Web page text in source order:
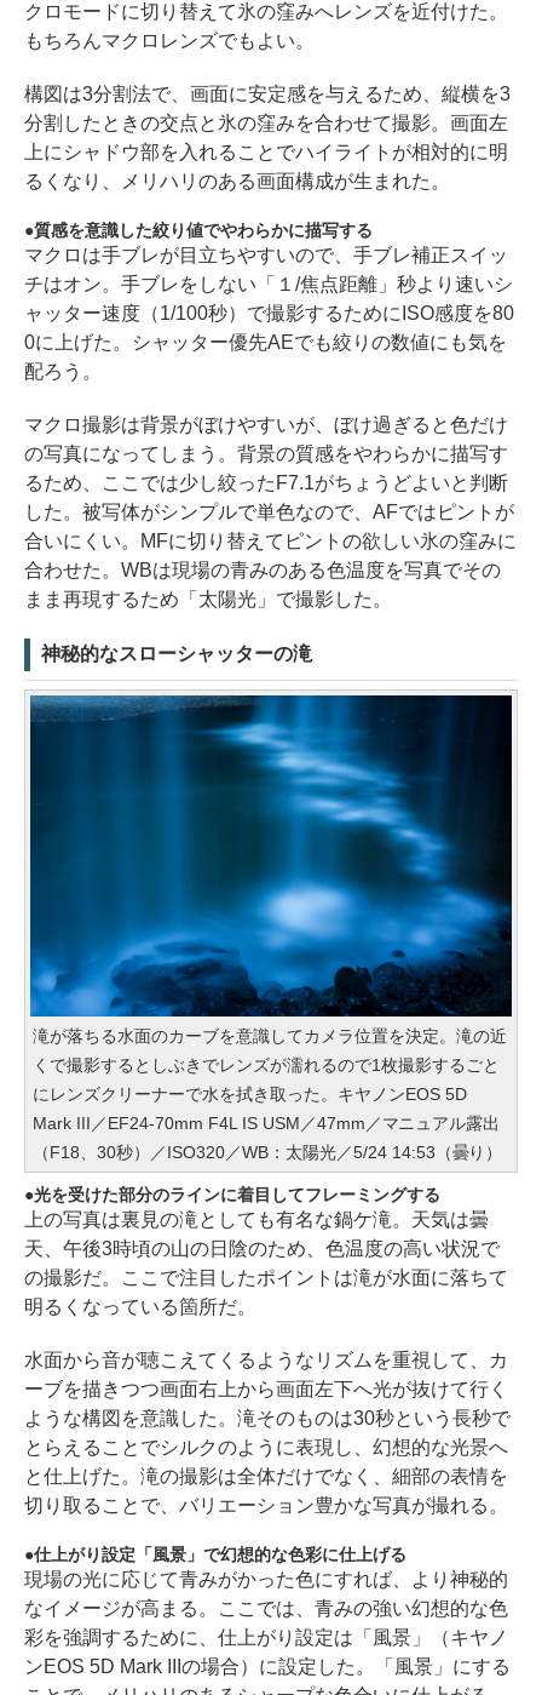
クロモードに切り替えて氷の窪みへレンズを近付けた。
もちろんマクロレンズでもよい。
構図は3分割法で、画面に安定感を与えるため、縦横を3
分割したときの交点と氷の窪みを合わせて撮影。画面左
上にシャドウ部を入れることでハイライトが相対的に明
るくなり、メリハリのある画面構成が生まれた。
質感を意識した絞り値でやわらかに描写する
マクロは手ブレが目立ちやすいので、手ブレ補正スイッ
チはオン。手ブレをしない「１/焦点距離」秒より速いシ
ャッター速度（1/100秒）で撮影するためにISO感度を80
0に上げた。シャッター優先AEでも絞りの数値にも気を
配ろう。
マクロ撮影は背景がぼけやすいが、ぼけ過ぎると色だけ
の写真になってしまう。背景の質感をやわらかに描写す
るため、ここでは少し絞ったF7.1がちょうどよいと判断
した。被写体がシンプルで単色なので、AFではピントが
合いにくい。MFに切り替えてピントの欲しい氷の窪みに
合わせた。WBは現場の青みのある色温度を写真でその
まま再現するため「太陽光」で撮影した。
神秘的なスローシャッターの滝
滝が落ちる水面のカーブを意識してカメラ位置を決定。滝の近
くで撮影するとしぶきでレンズが濡れるので1枚撮影するごと
にレンズクリーナーで水を拭き取った。キヤノンEOS 5D
Mark III／EF24-70mm F4L IS USM／47mm／マニュアル露出
（F18、30秒）／ISO320／WB：太陽光／5/24 14:53（曇り）
光を受けた部分のラインに着目してフレーミングする
上の写真は裏見の滝としても有名な鍋ケ滝。天気は曇
天、午後3時頃の山の日陰のため、色温度の高い状況で
の撮影だ。ここで注目したポイントは滝が水面に落ちて
明るくなっている箇所だ。
水面から音が聴こえてくるようなリズムを重視して、カ
ーブを描きつつ画面右上から画面左下へ光が抜けて行く
ような構図を意識した。滝そのものは30秒という長秒で
とらえることでシルクのように表現し、幻想的な光景へ
と仕上げた。滝の撮影は全体だけでなく、細部の表情を
切り取ることで、バリエーション豊かな写真が撮れる。
仕上がり設定「風景」で幻想的な色彩に仕上げる
現場の光に応じて青みがかった色にすれば、より神秘的
なイメージが高まる。ここでは、青みの強い幻想的な色
彩を強調するために、仕上がり設定は「風景」（キヤノ
ンEOS 5D Mark IIIの場合）に設定した。「風景」にする